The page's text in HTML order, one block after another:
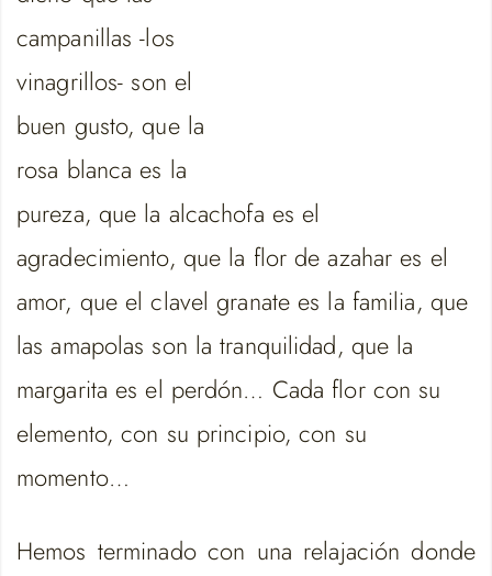
campanillas -los
vinagrillos- son el
buen gusto, que la
rosa blanca es la
pureza, que la alcachofa es el
agradecimiento, que la flor de azahar es el
amor, que el clavel granate es la familia, que
las amapolas son la tranquilidad, que la
margarita es el perdón… Cada flor con su
elemento, con su principio, con su
momento…
Hemos terminado con una relajación donde